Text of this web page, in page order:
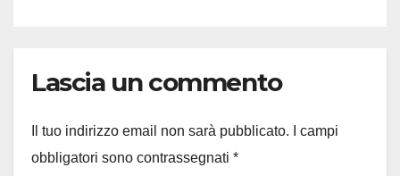
Lascia un commento
Il tuo indirizzo email non sarà pubblicato.
I campi
obbligatori sono contrassegnati *